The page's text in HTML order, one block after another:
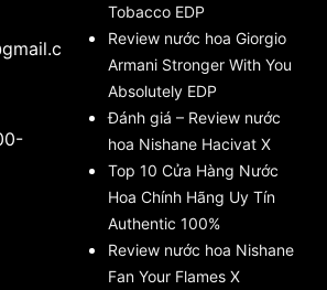
Tobacco EDP
Review nước hoa Giorgio
Armani Stronger With You
Absolutely EDP
Đánh giá – Review nước
hoa Nishane Hacivat X
Top 10 Cửa Hàng Nước
Hoa Chính Hãng Uy Tín
Authentic 100%
Review nước hoa Nishane
Fan Your Flames X